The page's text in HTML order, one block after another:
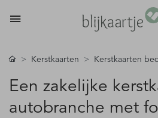
Kerstkaarten Kerstkaarten
Een zakelijke
autobranche met